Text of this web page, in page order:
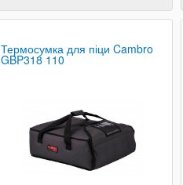
Термосумка для піци Cambro
GBP318 110